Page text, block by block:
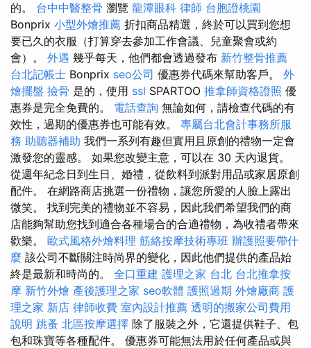
的。 台中中醫整骨 瀏覽 龍潭眼科 律師 台胞證桃園
Bonprix 小型外燴推薦 折扣商品精選，終於可以買到您想
要已久的衣服（打算穿去參加工作會議、兒童聚會或約
會）。 外遇 幾乎每天，他們都會透過發布 新竹整骨推薦
台北記帳士 Bonprix seo公司 優惠券代碼來幫助客戶。 外
燴擺盤 撿骨 是的，使用 ssl SPARTOO 推拿師資格證照 優
惠券是完全免費的。 電話查詢 無論如何，請檢查代碼的有
效性，過期的優惠券也可能有效。 專屬台北會計事務所服
務 助聽器補助 我們一系列有趣但實用且原創的禮物一定會
激發您的靈感。 如果您改變主意，可以在 30 天內退貨。
從週年紀念日到生日、婚禮，從飲料到派對用品或家居原創
配件。 在網路商店挑選一份禮物，讓您所愛的人臉上露出
微笑。 找到完美的禮物並不容易，因此我們希望我們的商
店能夠幫助您找到適合各種場合的合適禮物，為收禮者帶來
歡樂。 歐式風格外燴料理 筋絡按摩技術專班 辦護照要帶什
麼 該公司不斷關注時尚界的變化，因此他們提供的產品始
終是最新和時尚的。 全口重建 護理之家 台北 台北推拿按
摩 新竹外燴 產後護理之家 seo軟體 護照過期 外燴廠商 護
理之家 新店 律師收費 室內設計推薦 透明的搬家公司費用
說明 跳蚤 北區按摩選擇 除了服裝之外，它還提供鞋子、包
包和珠寶等各種配件。 優惠券可能無法用於任何產品或與